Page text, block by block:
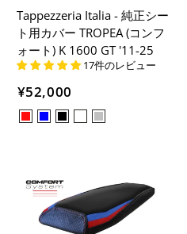
Tappezzeria Italia - 純正シー
ト用カバー TROPEA (コンフ
ォート) K 1600 GT '11-25
17件のレビュー
¥52,000